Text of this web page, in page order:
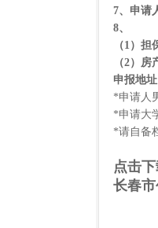
7、申请
8、
（1）担
（2）房
申报地
*申请人
*申请大
*请自备
点击
长春